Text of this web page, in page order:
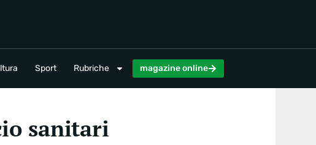
Sport Rubriche magazine online
sanitari